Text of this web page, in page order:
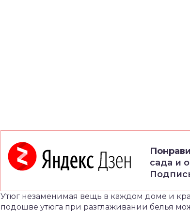
сада и
Утюг незаменимая вещь в каждом доме и
подошве утюга при разглаживании белья